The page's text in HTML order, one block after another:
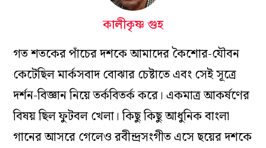
কালীকৃষ্ণ গুহ
গত শতকের পাঁচের দশকে আমাদের কৈশোর-যৌবন
কেটেছিল মার্কসবাদ বোঝার চেষ্টাতে এবং সেই সূত্রে
দর্শন-বিজ্ঞান নিয়ে তর্কবিতর্ক করে। একমাত্র আকর্ষণের
বিষয় ছিল ফুটবল খেলা। কিছু কিছু আধুনিক বাংলা
গানের আসরে গেলেও রবীন্দ্রসংগীত এসে ছয়ের দশকে